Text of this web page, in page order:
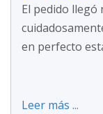
El pedido
en perfecto
Leer más ...